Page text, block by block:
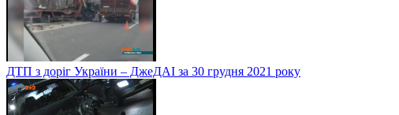
ДТП з доріг України – ДжеДАІ за 30 грудня 2021 року